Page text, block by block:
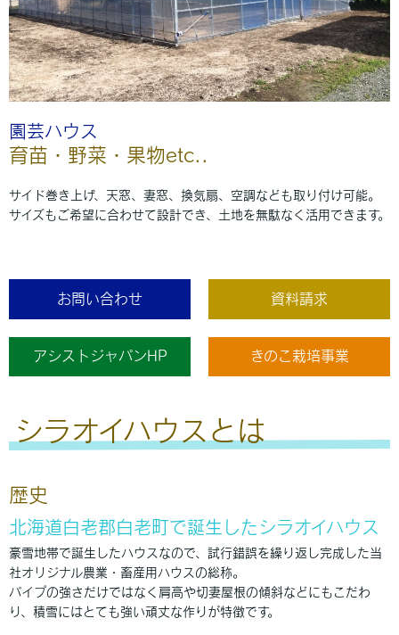
園芸ハウス
育苗・野菜・果物etc..
サイド巻き上げ、天窓、妻窓、換気扇、空調なども取り付け可能。
サイズもご希望に合わせて設計でき、土地を無駄なく活用できます。
お問い合わせ 資料請求
アシストジャパンHP きのこ栽培事業
シラオイハウスとは
歴史
北海道白老郡白老町で誕生したシラオイハウス
豪雪地帯で誕生したハウスなので、試行錯誤を繰り返し完成した当
社オリジナル農業・畜産用ハウスの総称。
パイプの強さだけではなく肩高や切妻屋根の傾斜などにもこだわ
り、積雪にはとても強い頑丈な作りが特徴です。